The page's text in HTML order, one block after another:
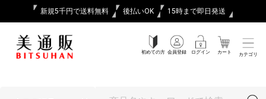
新規5千円で送料無料 後払いOK 15時まで即日発送
初めての方 会員登録 ログイン カート カテゴリ